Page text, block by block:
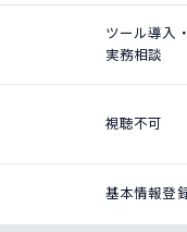
ツール導入
実務相談
視聴不可
基本情報登